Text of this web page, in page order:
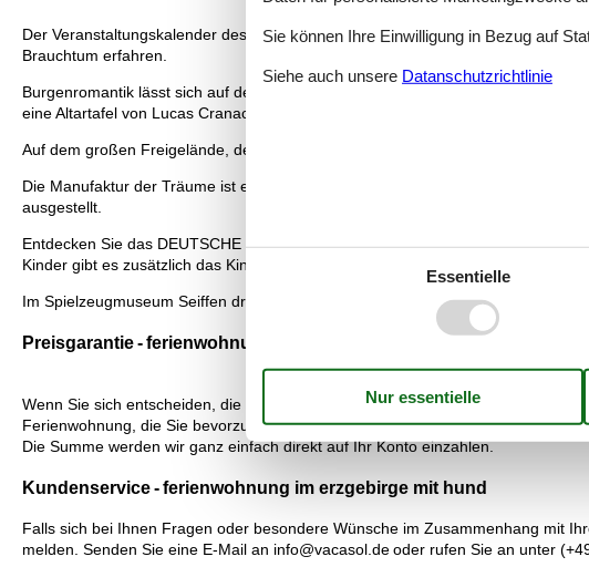
Der Veranstaltungskalender des Erzgebirges ist prall gefüllt. Die
Brauchtum erfahren.
Burgenromantik lässt sich auf der Augustusburg erleben. Familien können auf
eine Altartafel von Lucas Cranach d.J.
Auf dem großen Freigelände, der 1.000 m² Gewächshausfläche und auch im
Die Manufaktur der Träume ist ein Museum, dass sich auf die erzgebirgische
ausgestellt.
Entdecken Sie das DEUTSCHE HYGIENE-MUSEUM in Dresden. Mittelpunkt
Kinder gibt es zusätzlich das Kinder-Museum "Welt der Sinne".
Im Spielzeugmuseum Seiffen dreht sich alles um das weltberühmte Spielzeug
Preisgarantie - ferienwohnung im erzgebirge mit hund
Wenn Sie sich entscheiden, die Ferienwohnung bei Vacasol zu mieten, gilt für
Ferienwohnung, die Sie bevorzugen, zu einem Preis vermietet, der günstiger
Die Summe werden wir ganz einfach direkt auf Ihr Konto einzahlen.
Kundenservice - ferienwohnung im erzgebirge mit hund
Falls sich bei Ihnen Fragen oder besondere Wünsche im Zusammenhang mit
melden. Senden Sie eine E-Mail an info@vacasol.de oder rufen Sie an unter
Sie können Ihre Einwilligung in Bezug auf
Siehe auch unsere Datanschutzrichtlinie
Essentielle